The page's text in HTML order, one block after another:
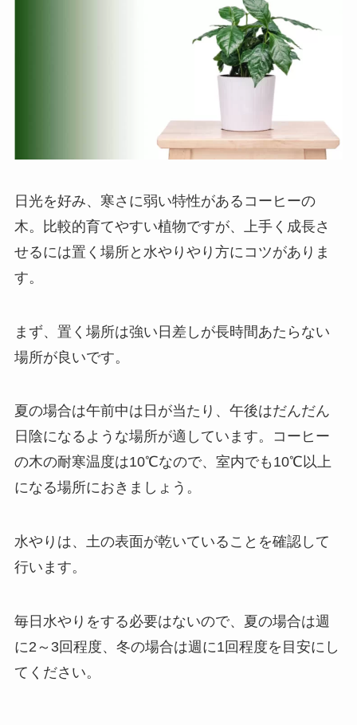
日光を好み、寒さに弱い特性があるコーヒーの
木。比較的育てやすい植物ですが、上手く成長さ
せるには置く場所と水やりやり方にコツがありま
す。
まず、置く場所は強い日差しが長時間あたらない
場所が良いです。
夏の場合は午前中は日が当たり、午後はだんだん
日陰になるような場所が適しています。コーヒー
の木の耐寒温度は10℃なので、室内でも10℃以上
になる場所におきましょう。
水やりは、 土の表面が乾いていることを確認して
行います。
毎日水やりをする必要はないので、夏の場合は週
に2～3回程度、冬の場合は週に1回程度を目安にし
てください。